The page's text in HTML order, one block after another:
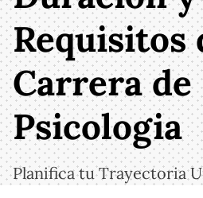
Requisitos
Carrera de
Psicologia
Planifica tu Trayectoria